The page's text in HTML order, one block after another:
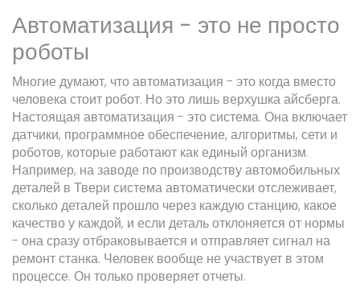
Автоматизация - это не просто
роботы
Многие думают, что автоматизация - это когда вместо
человека стоит робот. Но это лишь верхушка айсберга.
Настоящая автоматизация - это система. Она включает
датчики, программное обеспечение, алгоритмы, сети и
роботов, которые работают как единый организм.
Например, на заводе по производству автомобильных
деталей в Твери система автоматически отслеживает,
сколько деталей прошло через каждую станцию, какое
качество у каждой, и если деталь отклоняется от нормы
- она сразу отбраковывается и отправляет сигнал на
ремонт станка. Человек вообще не участвует в этом
процессе. Он только проверяет отчеты.